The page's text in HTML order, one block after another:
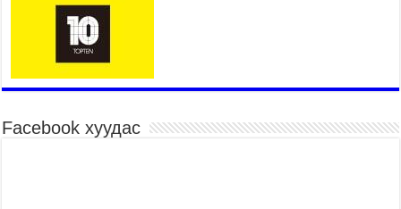
Нийслэлийн Эрүүл мэндийн газраас 45 баг
иргэдэд тусламж, үйлчилгээ үзүүлж байна
2026 оны 7 сар 15 / 11 цаг 30 минут
үргэлжилж байна
Төв цэнгэлдэх орчмын цэвэрлэгээ, үйлчилгээнд
Facebook хуудас